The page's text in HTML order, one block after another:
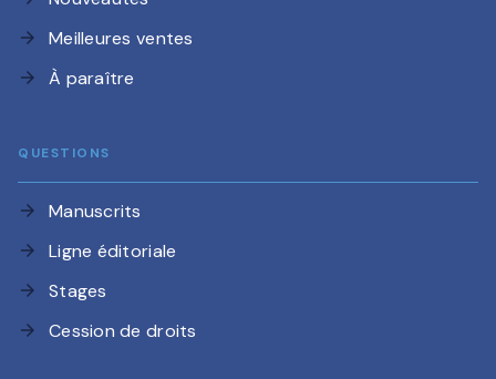
arrow_forward Meilleures ventes
arrow_forward À paraître
QUESTIONS
arrow_forward Manuscrits
arrow_forward Ligne éditoriale
arrow_forward Stages
arrow_forward Cession de droits